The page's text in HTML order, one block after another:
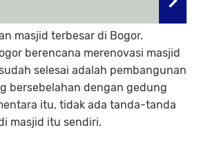
masjid terbesar di Bogor.
berencana merenovasi masjid
selesai adalah pembangunan
bersebelahan dengan gedung
itu, tidak ada tanda-tanda
masjid itu sendiri.